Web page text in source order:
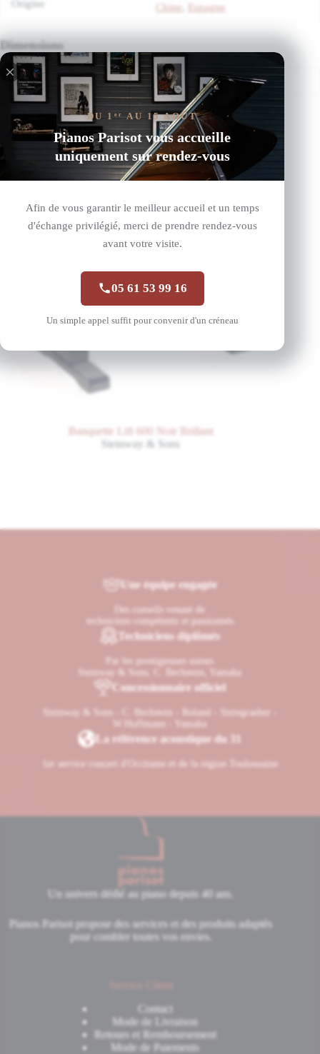
DU 1 er AU 15 AOÛT
Pianos Parisot vous accueille
uniquement sur rendez-vous
Afin de vous garantir le meilleur accueil et un temps
d'échange privilégié, merci de prendre rendez-vous
avant votre visite.
05 61 53 99 16
Un simple appel suffit pour convenir d'un créneau
Origine Chine Espagne
Dimensions
Dimensions 0,000000 × 0,000000 × 0,000000 cm
Produits similaires
Banquette Lift 600 Noir Brillant
Steinway & Sons
Une équipe engagée
Des conseils venant de
techniciens compétents et passionnés
Techniciens diplômés
Par les prestigieuses usines
Steinway & Sons, C. Bechstein, Yamaha
Concessionnaire officiel
Steinway & Sons - C. Bechstein - Roland - Steingraeber -
W.Hoffmann - Yamaha
La référence acoustique du 31
1er service concert d'Occitanie et de la région Toulousaine
Un univers dédié au piano depuis 40 ans.
Pianos Parisot propose des services et des produits adaptés
pour combler toutes vos envies.
Contact
Mode de Livraison
Retours et Remboursement
Mode de Paiements